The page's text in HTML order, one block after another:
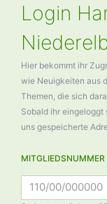
Login
Hier bekommt ihr
wie Neuigkeiten aus
Themen, die sich
Sobald ihr
uns gespeicherte